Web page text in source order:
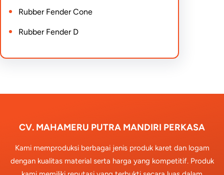
Rubber Fender Cone
Rubber Fender D
CV. MAHAMERU PUTRA MANDIRI PERKASA
Kami memproduksi berbagai jenis produk karet dan logam
dengan kualitas material serta harga yang kompetitif. Produk